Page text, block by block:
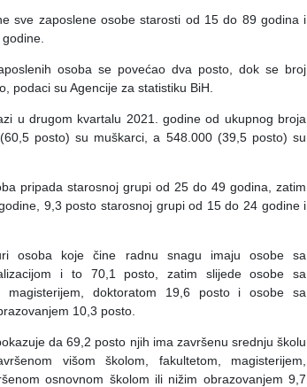
sve zaposlene osobe starosti od 15 do 89 godina i
osoba se povećao dva posto, dok se broj
podaci su Agencije za statistiku BiH.
u drugom kvartalu 2021. godine od ukupnog broja
posto) su muškarci, a 548.000 (39,5 posto) su
pripada starosnoj grupi od 25 do 49 godina, zatim
9,3 posto starosnoj grupi od 15 do 24 godine i
osoba koje čine radnu snagu imaju osobe sa
i to 70,1 posto, zatim slijede osobe sa
magisterijem, doktoratom 19,6 posto i osobe sa
10,3 posto.
da 69,2 posto njih ima završenu srednju školu
višom školom, fakultetom, magisterijem,
osnovnom školom ili nižim obrazovanjem 9,7